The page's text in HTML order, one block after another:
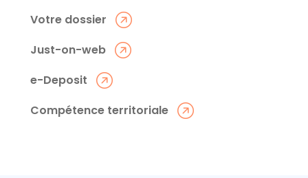
Votre dossier
Just-on-web
e-Deposit
Compétence territoriale